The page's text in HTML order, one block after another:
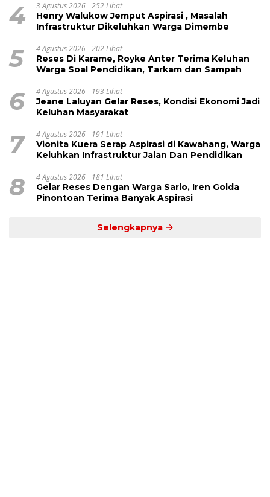
4 3 Agustus 2026 252 Lihat
Henry Walukow Jemput Aspirasi , Masalah
Infrastruktur Dikeluhkan Warga Dimembe
5 4 Agustus 2026 202 Lihat
Reses Di Karame, Royke Anter Terima Keluhan
Warga Soal Pendidikan, Tarkam dan Sampah
6 4 Agustus 2026 193 Lihat
Jeane Laluyan Gelar Reses, Kondisi Ekonomi Jadi
Keluhan Masyarakat
7 4 Agustus 2026 191 Lihat
Vionita Kuera Serap Aspirasi di Kawahang, Warga
Keluhkan Infrastruktur Jalan Dan Pendidikan
8 4 Agustus 2026 181 Lihat
Gelar Reses Dengan Warga Sario, Iren Golda
Pinontoan Terima Banyak Aspirasi
Selengkapnya